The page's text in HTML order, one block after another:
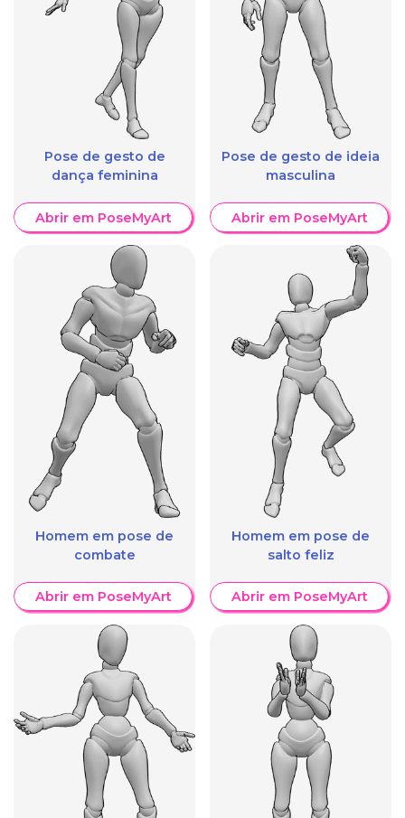
Pose de gesto de
dança feminina
Abrir em PoseMyArt
Homem em pose de
combate
Abrir em PoseMyArt
Pose de gesto de ideia
masculina
Abrir em PoseMyArt
Homem em pose de
salto feliz
Abrir em PoseMyArt